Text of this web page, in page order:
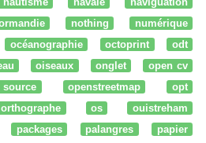
nothing
numérique
océanographie octoprint
odt
oiseaux onglet
open cv
openstreetmap
opt
orthographe os
ouistreham
packages palangres
papier